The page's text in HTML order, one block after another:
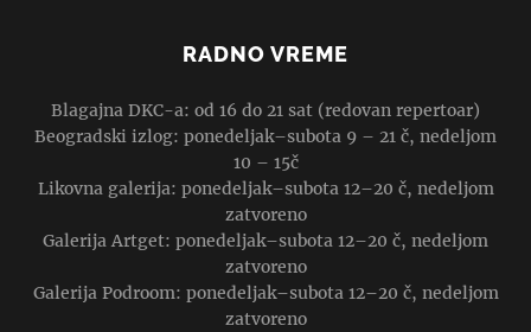
RADNO VREME
Blagajna DKC-a: od 16 do 21 sat (redovan repertoar)
Beogradski izlog: ponedeljak–subota 9 – 21 č, nedeljom
10 – 15č
Likovna galerija: ponedeljak–subota 12–20 č, nedeljom
zatvoreno
Galerija Artget: ponedeljak–subota 12–20 č, nedeljom
zatvoreno
Galerija Podroom: ponedeljak–subota 12–20 č, nedeljom
zatvoreno